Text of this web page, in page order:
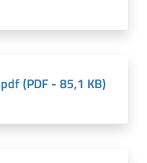
(PDF - 85,1 KB)